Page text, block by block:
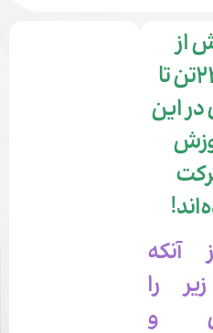
از
۲۲۰۰۰تن تا
در این
آنکه
را
و